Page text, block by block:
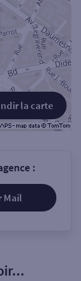
la carte
:
Mail